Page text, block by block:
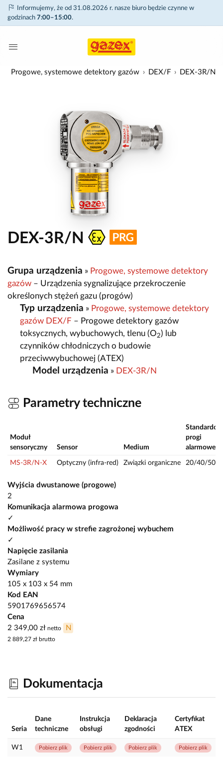
Informujemy, że od 31.08.2026 r. nasze biuro będzie czynne w
godzinach 7:00–15:00.
Progowe, systemowe detektory gazów DEX/F DEX-3R/N
DEX-3R/N
Grupa urządzenia » Progowe, systemowe detektory
gazów – Urządzenia sygnalizujące przekroczenie
określonych stężeń gazu (progów)
Typ urządzenia » Progowe, systemowe detektory
gazów DEX/F – Progowe detektory gazów
toksycznych, wybuchowych, tlenu (O2) lub
czynników chłodniczych o budowie
przeciwwybuchowej (ATEX)
Model urządzenia » DEX-3R/N
Parametry techniczne
Moduł
sensoryczny
Sensor Medium
progi
alarmowe
MS-3R/N-X Optyczny (infra-red) Związki organiczne 20/40/50
Wyjścia dwustanowe (progowe)
2
Komunikacja alarmowa progowa
✓
Możliwość pracy w strefie zagrożonej wybuchem
✓
Napięcie zasilania
Zasilane z systemu
Wymiary
105 x 103 x 54 mm
Kod EAN
5901769656574
Cena
2 349,00 zł netto N
2 889,27 zł brutto
Dokumentacja
Seria
Dane
techniczne
Instrukcja
obsługi
Deklaracja
zgodności
Certyfikat
ATEX
W1 Pobierz plik Pobierz plik Pobierz plik Pobierz plik